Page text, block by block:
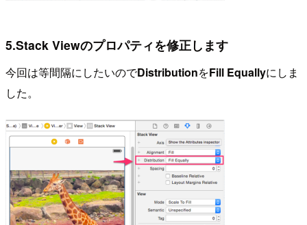
5.Stack Viewのプロパティを修正します
今回は等間隔にしたいのでDistributionをFill Equallyにしま
した。